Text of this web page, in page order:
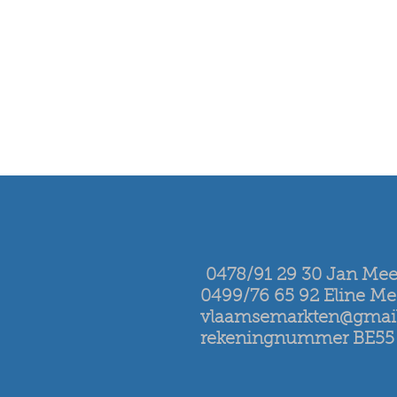
0478/91 29 30 Jan
0499/76 65 92 Eline
rekeningnummer BE55